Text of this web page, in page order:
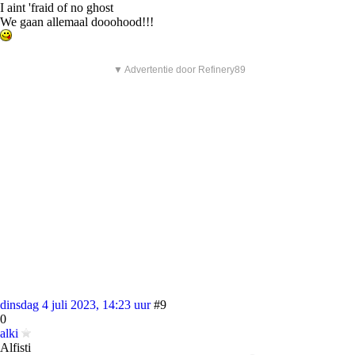
I aint 'fraid of no ghost
We gaan allemaal dooohood!!!
▼ Advertentie door Refinery89
dinsdag 4 juli 2023, 14:23 uur #9
0
alki
Alfisti